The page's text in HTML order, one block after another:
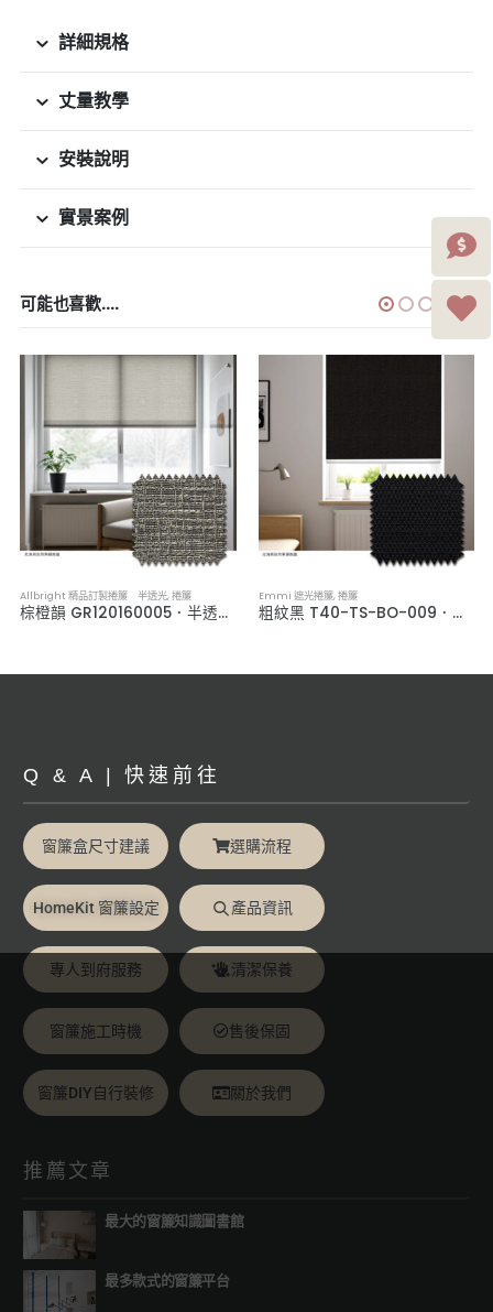
詳細規格
丈量教學
安裝說明
實景案例
可能也喜歡....
Allbright 精品訂製捲簾 半透光,捲簾
棕橙韻 GR120160005．半透光捲簾
Emmi 遮光捲簾,捲簾
粗紋黑 T40-TS-BO-009．全遮光捲簾
Q & A | 快速前往
窗簾盒尺寸建議 選購流程
HomeKit 窗簾設定 產品資訊
專人到府服務 清潔保養
窗簾施工時機 售後保固
窗簾DIY自行裝修 關於我們
推薦文章
最大的窗簾知識圖書館
最多款式的窗簾平台